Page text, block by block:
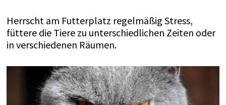
Herrscht am Futterplatz regelmäßig Stress,
füttere die Tiere zu unterschiedlichen Zeiten oder
in verschiedenen Räumen.